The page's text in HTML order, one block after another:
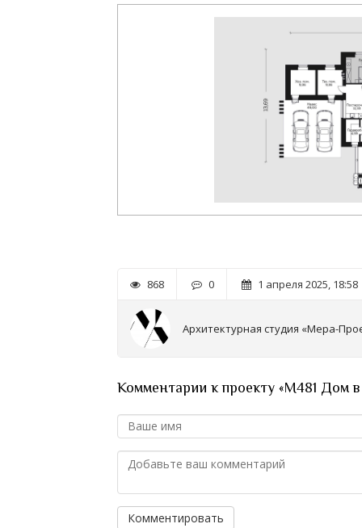
868 0 1 апреля 2025, 18:58
Архитектурная студия «Мера-
Комментарии к проекту «М481 Дом в
Комментировать